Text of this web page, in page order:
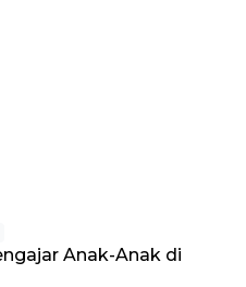
Anak-Anak di